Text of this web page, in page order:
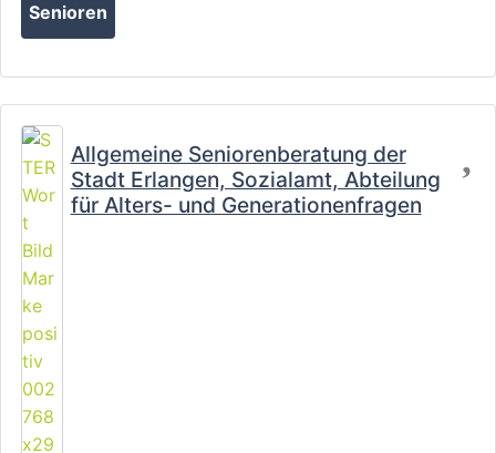
Senioren
Allgemeine Seniorenberatung der
Stadt Erlangen, Sozialamt, Abteilung
für Alters- und Generationenfragen